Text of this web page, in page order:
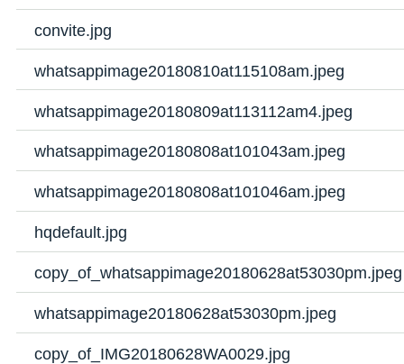
convite.jpg
whatsappimage20180810at115108am.jpeg
whatsappimage20180809at113112am4.jpeg
whatsappimage20180808at101043am.jpeg
whatsappimage20180808at101046am.jpeg
hqdefault.jpg
copy_of_whatsappimage20180628at53030pm.jpeg
whatsappimage20180628at53030pm.jpeg
copy_of_IMG20180628WA0029.jpg